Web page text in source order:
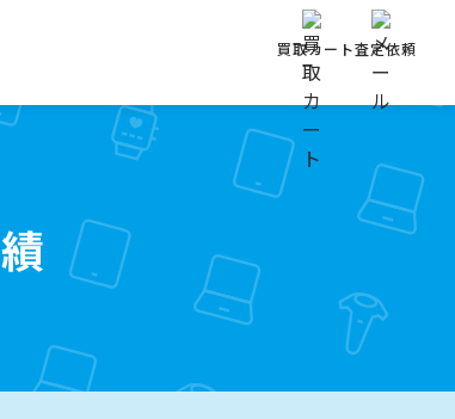
買取カート査定依頼